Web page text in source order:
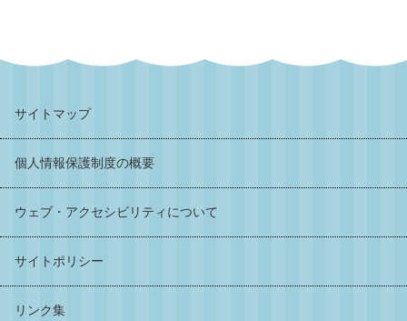
サイトマップ
個人情報保護制度の概要
ウェブ・アクセシビリティについて
サイトポリシー
リンク集